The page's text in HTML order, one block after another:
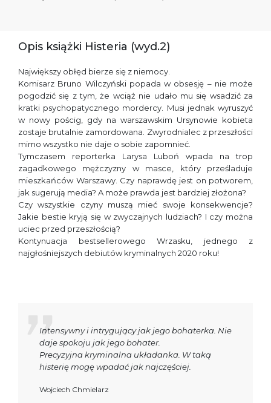
Opis książki Histeria (wyd.2)
Największy obłęd bierze się z niemocy.
Komisarz Bruno Wilczyński popada w obsesję – nie może
pogodzić się z tym, że wciąż nie udało mu się wsadzić za
kratki psychopatycznego mordercy. Musi jednak wyruszyć
w nowy pościg, gdy na warszawskim Ursynowie kobieta
zostaje brutalnie zamordowana. Zwyrodnialec z przeszłości
mimo wszystko nie daje o sobie zapomnieć.
Tymczasem reporterka Larysa Luboń wpada na trop
zagadkowego mężczyzny w masce, który prześladuje
mieszkańców Warszawy. Czy naprawdę jest on potworem,
jak sugerują media? A może prawda jest bardziej złożona?
Czy wszystkie czyny muszą mieć swoje konsekwencje?
Jakie bestie kryją się w zwyczajnych ludziach? I czy można
uciec przed przeszłością?
Kontynuacja bestsellerowego Wrzasku, jednego z
najgłośniejszych debiutów kryminalnych 2020 roku!
Intensywny i intrygujący jak jego bohaterka. Nie
daje spokoju jak jego bohater.
Precyzyjna kryminalna układanka. W taką
histerię mogę wpadać jak najczęściej.
Wojciech Chmielarz